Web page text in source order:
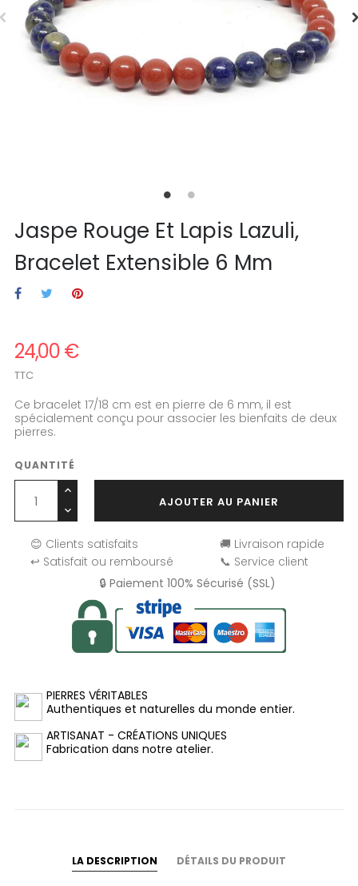
Jaspe Rouge Et Lapis Lazuli,
Bracelet Extensible 6 Mm
24,00 €
TTC
Ce bracelet 17/18 cm est en pierre de 6 mm, il est
spécialement conçu pour associer les bienfaits de deux
pierres.
QUANTITÉ
AJOUTER AU PANIER
😊 Clients satisfaits
🚚 Livraison rapide
↩️ Satisfait ou remboursé
📞 Service client
🔒 Paiement 100% Sécurisé (SSL)
PIERRES VÉRITABLES
Authentiques et naturelles du monde entier.
ARTISANAT - CRÉATIONS UNIQUES
Fabrication dans notre atelier.
LA DESCRIPTION DÉTAILS DU PRODUIT